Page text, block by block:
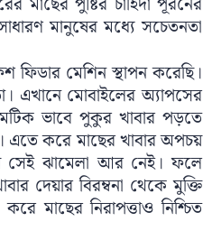
মানুষের মধ্যে সচেতনতা
মেশিন স্থাপন করেছি।
এখানে মোবাইলের অ্যাপসের
ভাবে পুকুর খাবার পড়তে
এতে করে মাছের খাবার অপচয়
সেই ঝামেলা আর নেই। ফলে
দেয়ার বিরম্বনা থেকে মুক্তি
মাছের নিরাপত্তাও নিশ্চিত